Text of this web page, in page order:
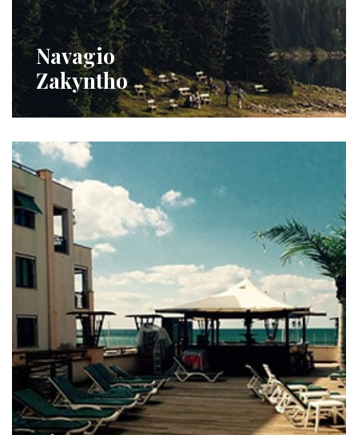
Navagio
Zakyntho